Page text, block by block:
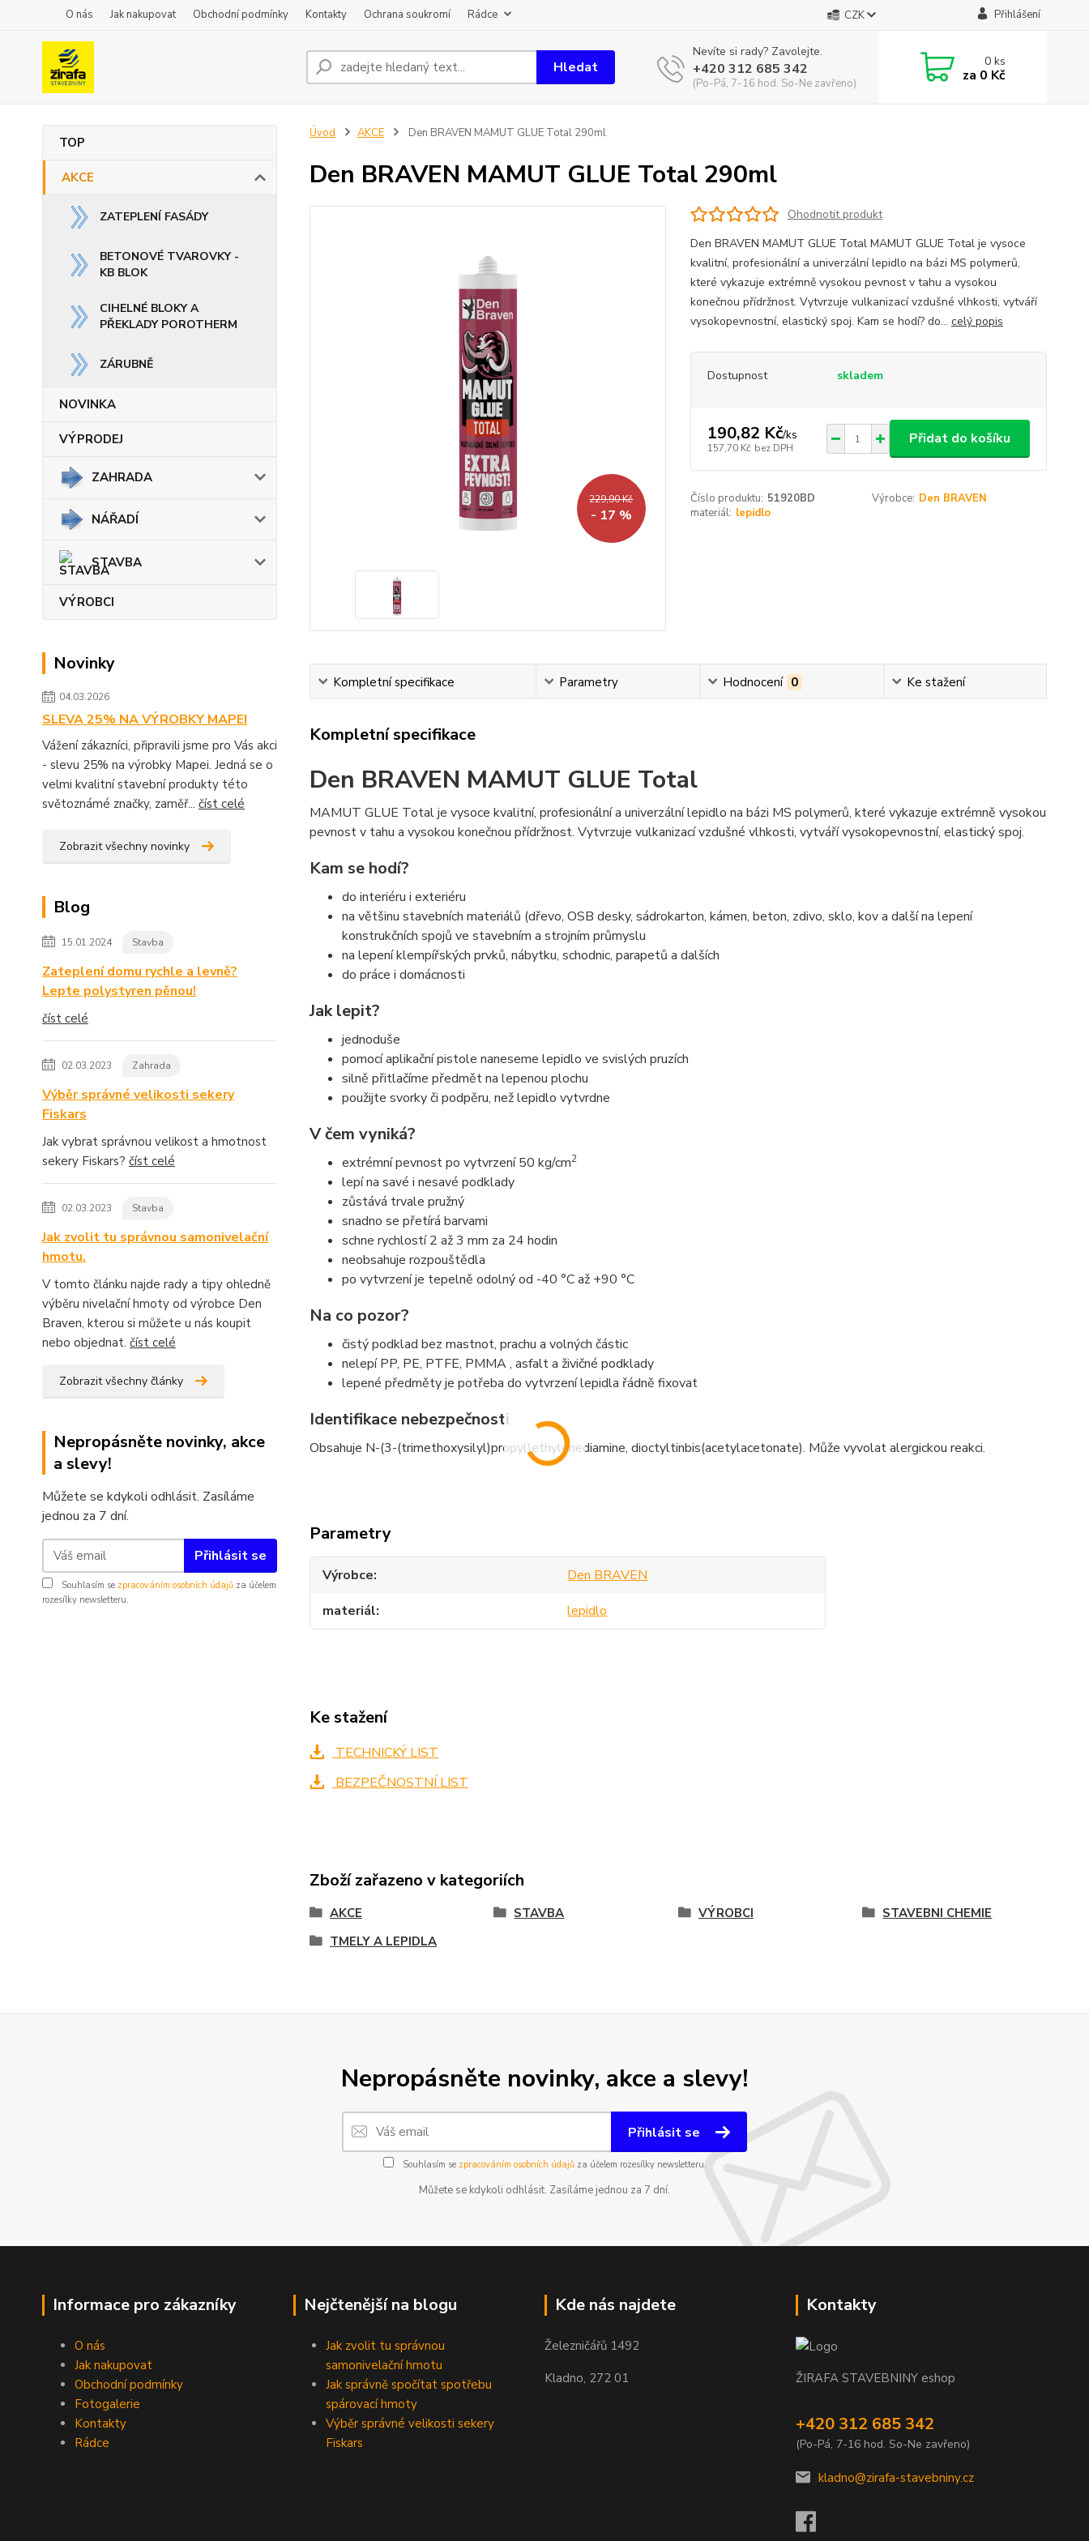
O nás Jak nakupovat Obchodní podmínky Kontakty Ochrana soukromí Rádce CZK Přihlášení
Hledat
Nevíte si rady? Zavolejte.
+420 312 685 342
(Po-Pá, 7-16 hod. So-Ne zavřeno)
0ks
za 0 Kč
TOP
AKCE
ZATEPLENÍ FASÁDY
BETONOVÉ TVAROVKY -
KB BLOK
CIHELNÉ BLOKY A
PŘEKLADY POROTHERM
ZÁRUBNĚ
NOVINKA
VÝPRODEJ
ZAHRADA
NÁŘADÍ
STAVBA
VÝROBCI
Novinky
04.03.2026
SLEVA 25% NA VÝROBKY MAPEI
Vážení zákazníci, připravili jsme pro Vás akci
- slevu 25% na výrobky Mapei. Jedná se o
velmi kvalitní stavební produkty této
světoznámé značky, zaměř... číst celé
Zobrazit všechny novinky
Blog
15.01.2024 Stavba
Zateplení domu rychle a levně?
Lepte polystyren pěnou!
číst celé
02.03.2023 Zahrada
Výběr správné velikosti sekery
Fiskars
Jak vybrat správnou velikost a hmotnost
sekery Fiskars? číst celé
02.03.2023 Stavba
Jak zvolit tu správnou samonivelační
hmotu.
V tomto článku najde rady a tipy ohledně
výběru nivelační hmoty od výrobce Den
Braven, kterou si můžete u nás koupit
nebo objednat. číst celé
Zobrazit všechny články
Nepropásněte novinky, akce
a slevy!
Můžete se kdykoli odhlásit. Zasíláme
jednou za 7 dní.
Přihlásit se
Souhlasím se zpracováním osobních údajů za účelem
rozesílky newsletteru.
Úvod AKCE Den BRAVEN MAMUT GLUE Total 290ml
Den BRAVEN MAMUT GLUE Total 290ml
229,90 Kč
- 17 %
Ohodnotit produkt
Den BRAVEN MAMUT GLUE Total MAMUT GLUE Total je vysoce
kvalitní, profesionální a univerzální lepidlo na bázi MS polymerů,
které vykazuje extrémně vysokou pevnost v tahu a vysokou
konečnou přídržnost. Vytvrzuje vulkanizací vzdušné vlhkosti, vytváří
vysokopevnostní, elastický spoj. Kam se hodí? do... celý popis
Dostupnost skladem
190,82 Kč/ks
157,70 Kč bez DPH
Přidat do košíku
Číslo produktu: 51920BD Výrobce: Den BRAVEN
materiál: lepidlo
Kompletní specifikace Parametry Hodnocení 0 Ke stažení
Kompletní specifikace
Den BRAVEN MAMUT GLUE Total
MAMUT GLUE Total je vysoce kvalitní, profesionální a univerzální lepidlo na bázi MS polymerů, které vykazuje extrémně vysokou
pevnost v tahu a vysokou konečnou přídržnost. Vytvrzuje vulkanizací vzdušné vlhkosti, vytváří vysokopevnostní, elastický spoj.
Kam se hodí?
do interiéru i exteriéru
na většinu stavebních materiálů (dřevo, OSB desky, sádrokarton, kámen, beton, zdivo, sklo, kov a další na lepení
konstrukčních spojů ve stavebním a strojním průmyslu
na lepení klempířských prvků, nábytku, schodnic, parapetů a dalších
do práce i domácnosti
Jak lepit?
jednoduše
pomocí aplikační pistole naneseme lepidlo ve svislých pruzích
silně přitlačíme předmět na lepenou plochu
použijte svorky či podpěru, než lepidlo vytvrdne
V čem vyniká?
extrémní pevnost po vytvrzení 50 kg/cm2
lepí na savé i nesavé podklady
zůstává trvale pružný
snadno se přetírá barvami
schne rychlostí 2 až 3 mm za 24 hodin
neobsahuje rozpouštědla
po vytvrzení je tepelně odolný od -40 °C až +90 °C
Na co pozor?
čistý podklad bez mastnot, prachu a volných částic
nelepí PP, PE, PTFE, PMMA , asfalt a živičné podklady
lepené předměty je potřeba do vytvrzení lepidla řádně fixovat
Identifikace nebezpečnosti
Obsahuje N-(3-(trimethoxysilyl)propyl)ethylenediamine, dioctyltinbis(acetylacetonate). Může vyvolat alergickou reakci.
Parametry
Výrobce
Den BRAVEN
materiál
lepidlo
Ke stažení
TECHNICKÝ LIST
BEZPEČNOSTNÍ LIST
Zboží zařazeno v kategoriích
AKCE STAVBA VÝROBCI
STAVEBNI CHEMIE
TMELY A LEPIDLA
Nepropásněte novinky, akce a slevy!
Přihlásit se
Souhlasím se zpracováním osobních údajůza účelem rozesílky newsletteru.
Můžete se kdykoli odhlásit. Zasíláme jednou za 7 dní.
Informace pro zákazníky
O nás
Jak nakupovat
Obchodní podmínky
Fotogalerie
Kontakty
Rádce
Nejčtenější na blogu
Jak zvolit tu správnou
samonivelační hmotu
Jak správně spočítat spotřebu
spárovací hmoty
Výběr správné velikosti sekery
Fiskars
Kde nás najdete
Železničářů 1492
Kladno, 272 01
Kontakty
ŽIRAFA STAVEBNINY eshop
+420 312 685 342
(Po-Pá, 7-16 hod. So-Ne zavřeno)
kladno@zirafa-stavebniny.cz